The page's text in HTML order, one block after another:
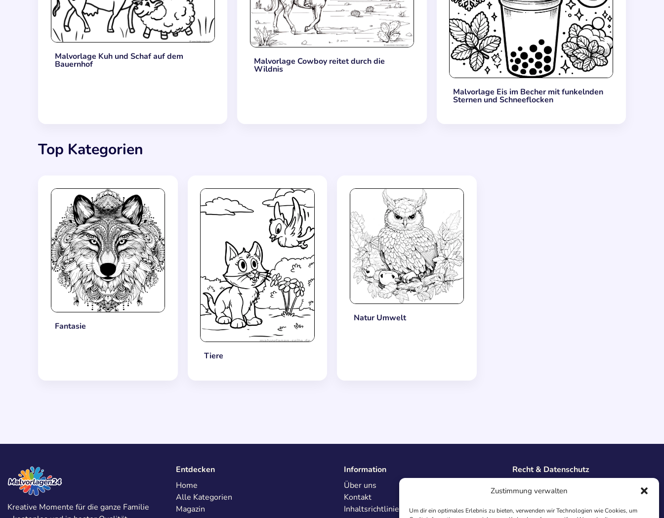
Zustimmung verwalten
Um dir ein optimales Erlebnis zu bieten, verwenden wir Technologien wie Cookies, um
Malvorlage Kuh und Schaf auf dem
Bauernhof Malvorlage Cowboy reitet durch die
Wildnis
Malvorlage Eis im Becher mit funkelnden
Sternen und Schneeflocken
Top Kategorien
Fantasie
Tiere
Natur Umwelt
Kreative Momente für die ganze Familie
Entdecken
Home
Alle Kategorien
Magazin
Information
Über uns
Kontakt
Inhaltsrichtlinien
Recht & Datenschutz
Datenschutz
AGB